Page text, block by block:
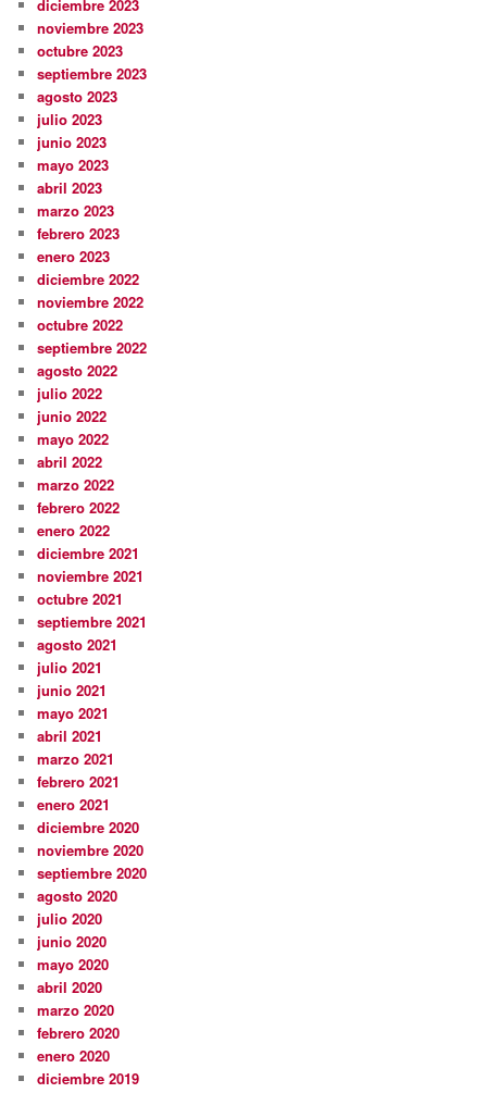
diciembre 2023
noviembre 2023
octubre 2023
septiembre 2023
agosto 2023
julio 2023
junio 2023
mayo 2023
abril 2023
marzo 2023
febrero 2023
enero 2023
diciembre 2022
noviembre 2022
octubre 2022
septiembre 2022
agosto 2022
julio 2022
junio 2022
mayo 2022
abril 2022
marzo 2022
febrero 2022
enero 2022
diciembre 2021
noviembre 2021
octubre 2021
septiembre 2021
agosto 2021
julio 2021
junio 2021
mayo 2021
abril 2021
marzo 2021
febrero 2021
enero 2021
diciembre 2020
noviembre 2020
septiembre 2020
agosto 2020
julio 2020
junio 2020
mayo 2020
abril 2020
marzo 2020
febrero 2020
enero 2020
diciembre 2019